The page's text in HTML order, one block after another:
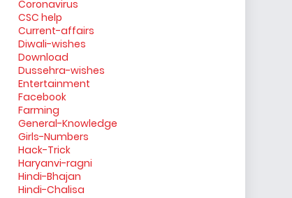
Coronavirus
CSC help
Current-affairs
Diwali-wishes
Download
Dussehra-wishes
Entertainment
Facebook
Farming
General-Knowledge
Girls-Numbers
Hack-Trick
Haryanvi-ragni
Hindi-Bhajan
Hindi-Chalisa